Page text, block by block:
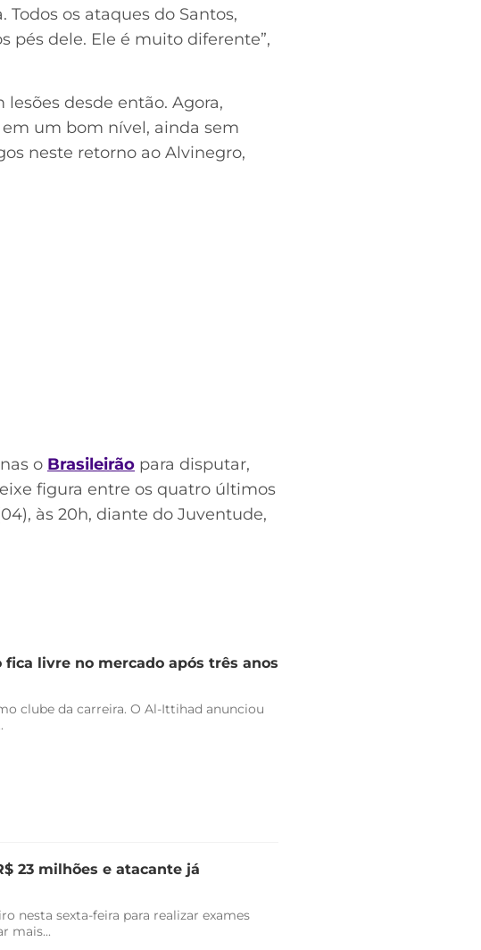
os ataques do Santos,
pés dele. Ele é muito diferente”,
desde então. Agora,
um bom nível, ainda sem
neste retorno ao Alvinegro,
o Brasileirão para disputar,
figura entre os quatro últimos
às 20h, diante do Juventude,
livre no mercado após três anos
clube da carreira. O Al-Ittihad anunciou
23 milhões e atacante já
nesta sexta-feira para realizar exames
mais...